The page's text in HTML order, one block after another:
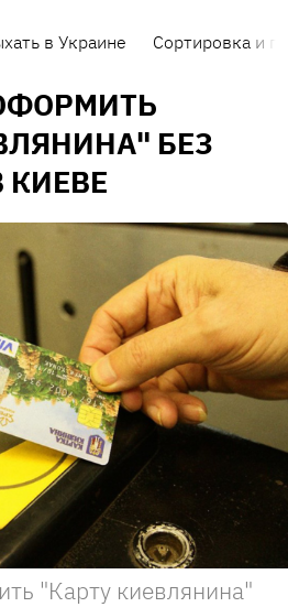
в Украине Сортировка и
БЕЗ
КИЕВЕ
"Карту киевлянина"